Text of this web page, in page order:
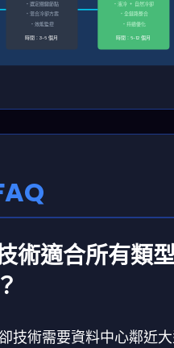
・選定關鍵節點
・混合冷卻方案
・效能監控
時間：3-6 個月
・液冷 + 自然冷卻
・全鏈路整合
・持續優化
時間：6-12 個月
術適合所有類
技術需要資料中心鄰近